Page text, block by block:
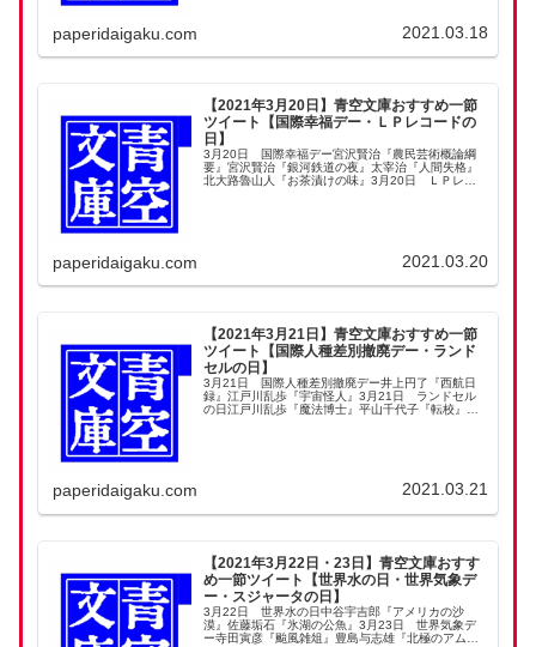
paperidaigaku.com 2021.03.18
【2021年3月20日】青空文庫おすすめ一節
ツイート【国際幸福デー・ＬＰレコードの
日】
3月20日 国際幸福デー宮沢賢治『農民芸術概論綱
要』宮沢賢治『銀河鉄道の夜』太宰治『人間失格』
北大路魯山人『お茶漬けの味』3月20日 ＬＰレコ
paperidaigaku.com 2021.03.20
【2021年3月21日】青空文庫おすすめ一節
ツイート【国際人種差別撤廃デー・ランド
セルの日】
3月21日 国際人種差別撤廃デー井上円了『西航日
録』江戸川乱歩『宇宙怪人』3月21日 ランドセル
の日江戸川乱歩『魔法博士』平山千代子『転校』賀
paperidaigaku.com 2021.03.21
【2021年3月22日・23日】青空文庫おすす
め一節ツイート【世界水の日・世界気象デ
ー・スジャータの日】
3月22日 世界水の日中谷宇吉郎『アメリカの沙
漠』佐藤垢石『氷湖の公魚』3月23日 世界気象デ
ー寺田寅彦『颱風雑俎』豊島与志雄『北極のアムン